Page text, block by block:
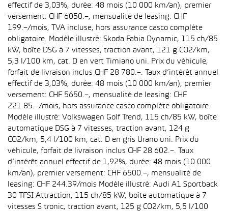
effectif de 3,03%, durée: 48 mois (10 000 km/an), premier
versement: CHF 6050.–, mensualité de leasing: CHF
199.–/mois, TVA incluse, hors assurance casco complète
obligatoire. Modèle illustré: Skoda Fabia Dynamic, 115 ch/85
kW, boîte DSG à 7 vitesses, traction avant, 121 g CO2/km,
5,3 l/100 km, cat. D en vert Timiano uni. Prix du véhicule,
forfait de livraison inclus CHF 28 780.–. Taux d’intérêt annuel
effectif de 3,03%, durée: 48 mois (10 000 km/an), premier
versement: CHF 5650.–, mensualité de leasing: CHF
221.85.–/mois, hors assurance casco complète obligatoire.
Modèle illustré: Volkswagen Golf Trend, 115 ch/85 kW, boîte
automatique DSG à 7 vitesses, traction avant, 124 g
CO2/km, 5,4 l/100 km, cat. D en gris Urano uni. Prix du
véhicule, forfait de livraison inclus CHF 28 602.–. Taux
d’intérêt annuel effectif de 1,92%, durée: 48 mois (10 000
km/an), premier versement: CHF 6500.–, mensualité de
leasing: CHF 244.39/mois Modèle illustré: Audi A1 Sportback
30 TFSI Attraction, 115 ch/85 kW, boîte automatique à 7
vitesses S tronic, traction avant, 125 g CO2/km, 5,5 l/100